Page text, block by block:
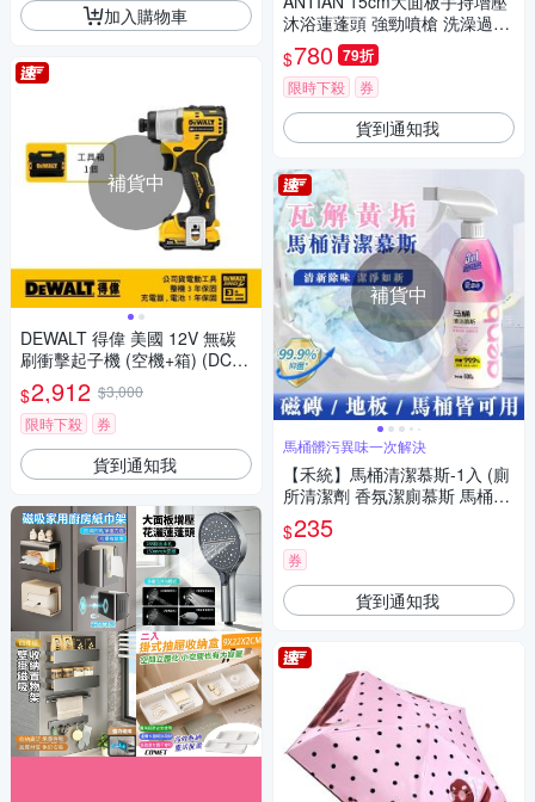
加入購物車
補貨中
DEWALT 得偉 美國 12V 無碳
刷衝擊起子機 (空機+箱) (DCF8
01NK)
$2,912 $3,000
限時下殺
券
貨到通知我
沐浴蓮蓬頭 強勁噴槍 洗澡過濾
噴頭 一鍵止水 淋浴花灑
$780 79折
限時下殺 券
貨到通知我
補貨中
馬桶髒污異味一次解決
【禾統】馬桶清潔慕斯-1入 (廁
所清潔劑 香氛潔廁慕斯 馬桶清
潔劑 浴廁泡沫清潔劑 浴室清潔
劑 清潔劑)
$235
券
貨到通知我